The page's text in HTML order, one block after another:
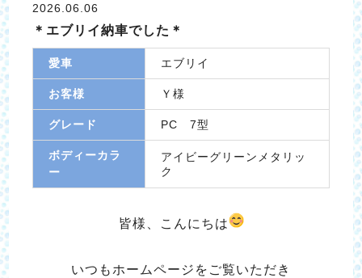
2026.06.06
＊エブリイ納車でした＊
愛車 エブリイ
お客様 Ｙ様
グレード PC 7型
ボディーカラ
ー
アイビーグリーンメタリッ
ク
皆様、こんにちは
いつもホームページをご覧いただき